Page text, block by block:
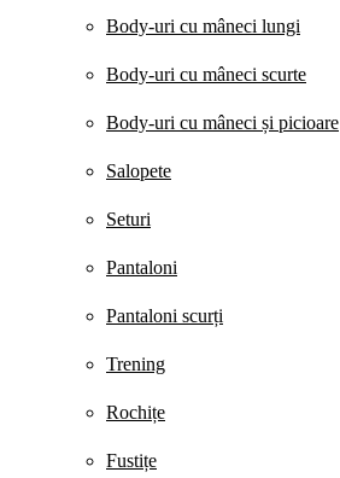
Body-uri cu mâneci lungi
Body-uri cu mâneci scurte
Body-uri cu mâneci și picioare
Salopete
Seturi
Pantaloni
Pantaloni scurți
Trening
Rochițe
Fustițe